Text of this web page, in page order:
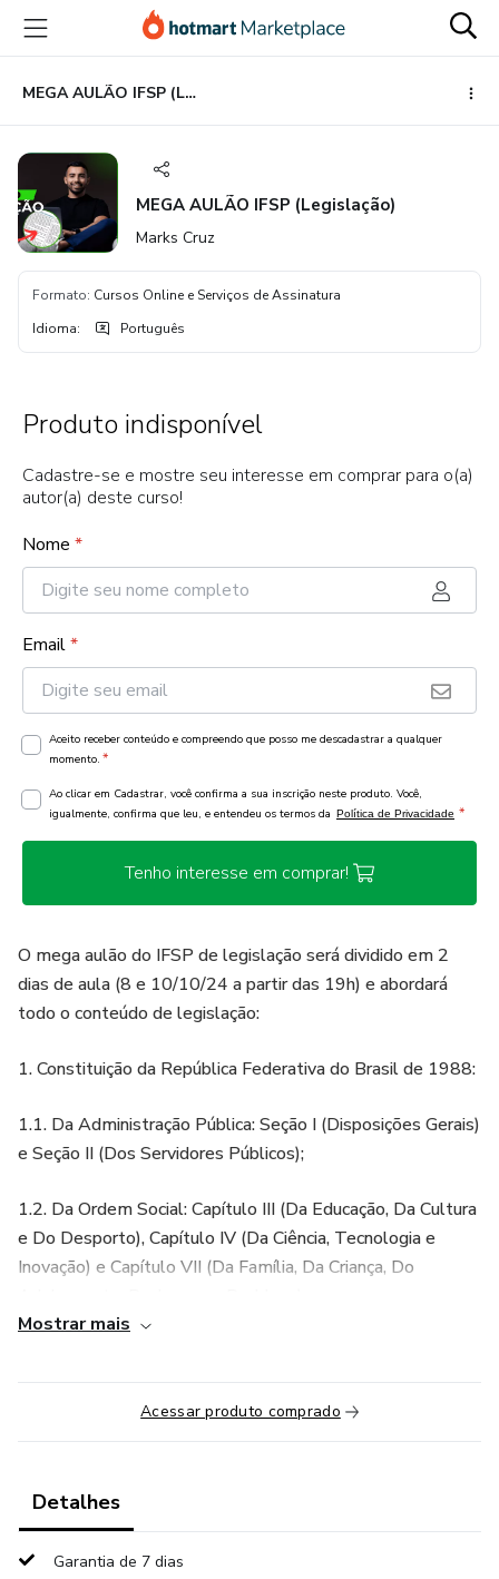
para
conteúdo
principal
para
pagamento
para
rodapé
MEGA AULÃO IFSP (Legislação)
MEGA AULÃO IFSP (Legislação)
Marks Cruz
Formato: Cursos Online e Serviços de Assinatura
Idioma: Português
Produto indisponível
Cadastre-se e mostre seu interesse em comprar para o(a)
autor(a) deste curso!
Nome *
Email*
Aceito receber conteúdo e compreendo que posso me descadastrar a qualquer
momento. *
Ao clicar em Cadastrar, você confirma a sua inscrição neste produto. Você,
igualmente, confirma que leu, e entendeu os termos da Política de Privacidade *
Tenho interesse em comprar!
O mega aulão do IFSP de legislação será dividido em 2
dias de aula (8 e 10/10/24 a partir das 19h) e abordará
todo o conteúdo de legislação:
1. Constituição da República Federativa do Brasil de 1988:
1.1. Da Administração Pública: Seção I (Disposições Gerais)
e Seção II (Dos Servidores Públicos);
1.2. Da Ordem Social: Capítulo III (Da Educação, Da Cultura
e Do Desporto), Capítulo IV (Da Ciência, Tecnologia e
Inovação) e Capítulo VII (Da Família, Da Criança, Do
e do Adolescente e dá outras providências.
2.1. Parte Geral: do artigo 1º ao 24 e do artigo 53 ao 58;
2.2. Parte Especial: do artigo 131 ao 140;
3. Lei n. 8.112/1990 - Regime Jurídico dos Servidores
Mostrar mais
Acessar produto comprado
Detalhes
Garantia de 7 dias